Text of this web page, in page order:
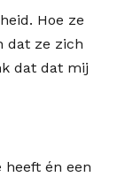
Hoe ze
dat ze zich
dat dat mij
én een